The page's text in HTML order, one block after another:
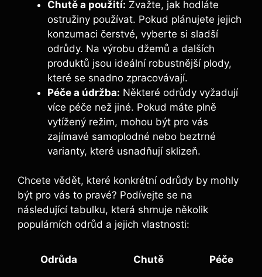
Chutě a použití: Zvažte, jak hodláte
ostružiny používat. Pokud plánujete jejich
konzumaci čerstvé, vyberte si sladší
odrůdy. Na výrobu džemů a dalších
produktů jsou ideální robustnější plody,
které se snadno zpracovávají.
Péče a údržba: Některé odrůdy vyžadují
více péče než jiné. Pokud máte plně
vytížený režim, mohou být pro vás
zajímavé samoplodné nebo beztrné
varianty, které usnadňují sklizeň.
Chcete vědět, které konkrétní odrůdy by mohly
být pro vás to pravé? Podívejte se na
následující tabulku, která shrnuje několik
populárních odrůd a jejich vlastnosti:
Odrůda Chutě Péče